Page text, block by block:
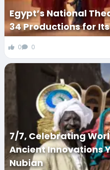
Egypt’s National
34 Productions for
0 0
7/7, Celebrating
Ancient Innovations
Nubian